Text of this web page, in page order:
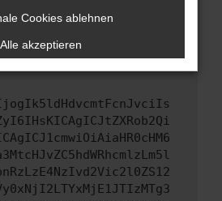
uns bitte. Wir werden
zu beheben. Du kannst
schicken, um uns bei der
Cookies ablehnen
Alle akzeptieren